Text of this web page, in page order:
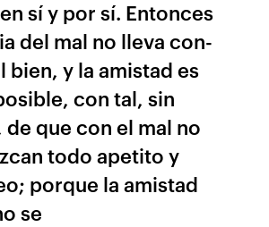
sí y por sí. Entonces
del mal no lleva con­
bien, y la amistad es
con tal, sin
que con el mal no
todo apetito y
porque la amistad
se